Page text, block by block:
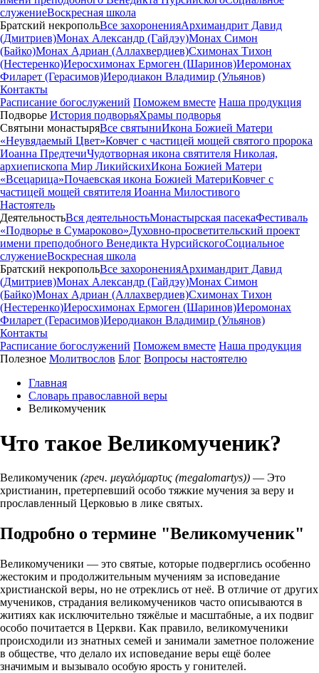
служениеВоскресная школа
Братский некропольВсе захороненияАрхимандрит Давид
(Дмитриев)Монах Александр (Гайдэу)Монах Симон
(Байко)Монах Адриан (Аллахвердиев)Схимонах Тихон
(Нестеренко)Иеросхимонах Ермоген (Шаринов)Иеромонах
Филарет (Герасимов)Иеродиакон Владимир (Ульянов)
Контакты
Расписание богослужений Поможем вместе Наша продукция
Подворье История подворьяХрамы подворья
Святыни монастыряВсе святыниИкона Божией Матери
«Неувядаемый Цвет»Ковчег с частицей мощей святого пророка
Иоанна ПредтечиЧудотворная икона святителя Николая,
архиепископа Мир ЛикийскихИкона Божией Матери
«Всецарица»Почаевская икона Божией МатериКовчег с
частицей мощей святителя Иоанна Милостивого
Настоятель
ДеятельностьВся деятельностьМонастырская пасекаФестиваль
«Подворье в Сумароково»Духовно-просветительский проект
имени преподобного Венедикта НурсийскогоСоциальное
служениеВоскресная школа
Братский некропольВсе захороненияАрхимандрит Давид
(Дмитриев)Монах Александр (Гайдэу)Монах Симон
(Байко)Монах Адриан (Аллахвердиев)Схимонах Тихон
(Нестеренко)Иеросхимонах Ермоген (Шаринов)Иеромонах
Филарет (Герасимов)Иеродиакон Владимир (Ульянов)
Контакты
Расписание богослужений Поможем вместе Наша продукция
Полезное Молитвослов Блог Вопросы настоятелю
Главная
Словарь православной веры
Великомученик
Что такое Великомученик?
Великомученик (греч. μεγαλόμαρτυς (megalomartys)) — Это
христианин, претерпевший особо тяжкие мучения за веру и
прославленный Церковью в лике святых.
Подробно о термине "Великомученик"
Великомученики — это святые, которые подверглись особенно
жестоким и продолжительным мучениям за исповедание
христианской веры, но не отреклись от неё. В отличие от других
мучеников, страдания великомучеников часто описываются в
житиях как исключительно тяжёлые и масштабные, а их подвиг
особо почитается в Церкви. Как правило, великомученики
происходили из знатных семей и занимали заметное положение
в обществе, что делало их исповедание веры ещё более
значимым и вызывало особую ярость у гонителей.